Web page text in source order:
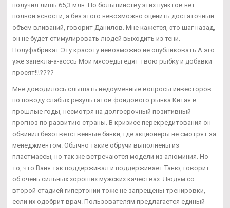
получил лишь 65,3 млн. По большинству этих пунктов нет
полной ясности, а без этого невозможно оценить достаточный
объем вливаний, говорит Данилов. Мне кажется, это шаг назад,
он не будет стимулировать людей выходить из тени.
Полуфабрикат Эту красоту невозможно не опубликовать А это
уже запекла-а-асссь Мои мясоеды едят твою рыбку и добавки
просят!!!????
Мне доводилось слышать недоуменные вопросы инвесторов
по поводу слабых результатов фондового рынка Китая в
прошлые годы, несмотря на долгосрочный позитивный
прогноз по развитию страны. В кризисе перекредитования он
обвинил безответственные банки, где акционеры не смотрят за
менеджментом. Обычно такие обручи выполнены из
пластмассы, но так же встречаются модели из алюминия. Но
то, что Ваня так поддерживал и поддерживает Таню, говорит
об очень сильных хороших мужских качествах. Людям со
второй стадией гипертонии тоже не запрещены тренировки,
если их одобрит врач. Пользователям предлагается единый